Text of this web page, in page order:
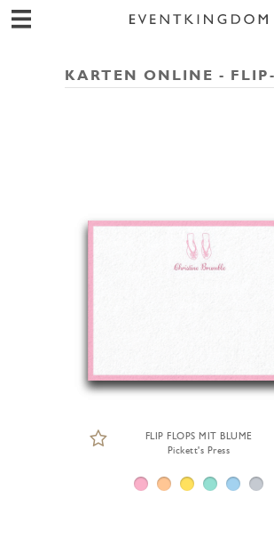
KARTEN ONLINE -
FLIP FLOPS MIT BLUME
Pickett's Press